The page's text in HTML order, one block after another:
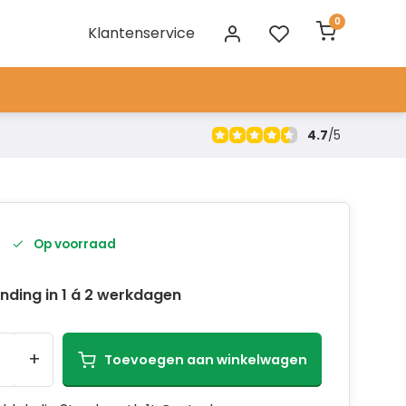
Klantenservice
0
4.7/5
Op voorraad
in 1 á 2 werkdagen
+ Toevoegen aan winkelwagen